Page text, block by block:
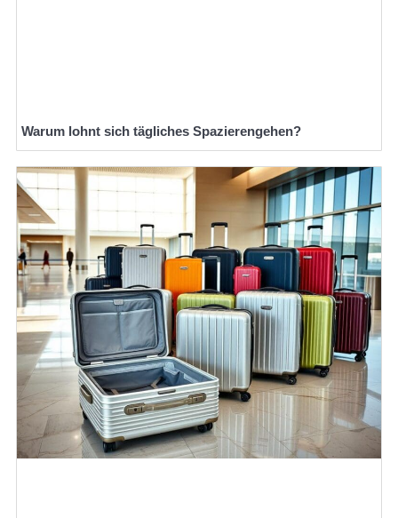
Warum lohnt sich tägliches Spazierengehen?